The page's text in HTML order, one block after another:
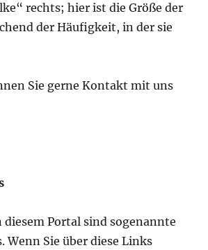
rechts; hier ist die Größe der
der Häufigkeit, in der sie
Sie gerne Kontakt mit uns
Portal sind sogenannte
Sie über diese Links